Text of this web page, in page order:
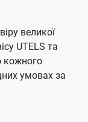
великої
UTELS та
кожного
умовах за